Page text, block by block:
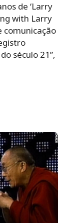
de ‘Larry
with Larry
comunicação
século 21”,